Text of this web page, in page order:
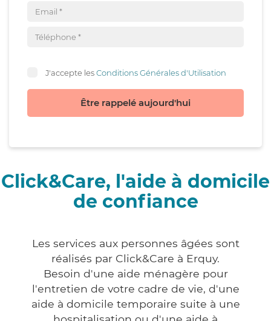
J'accepte lesConditions Générales d'Utilisation
Être rappelé aujourd'hui
Click&Care, l'aide à domicile
de confiance
Les services aux personnes âgées sont
réalisés par Click&Care à Erquy.
Besoin d'une aide ménagère pour
l'entretien de votre cadre de vie, d'une
aide à domicile temporaire suite à une